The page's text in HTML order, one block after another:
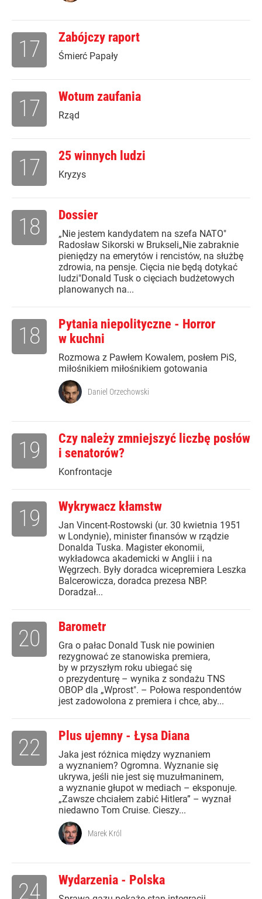
Zabójczy raport
Śmierć Papały
17
Wotum zaufania
Rząd
17
25 winnych ludzi
Kryzys
17
Dossier
„Nie jestem kandydatem na szefa NATO"
Radosław Sikorski w Brukseli„Nie zabraknie
pieniędzy na emerytów i rencistów, na służbę
zdrowia, na pensje. Cięcia nie będą dotykać
ludzi"Donald Tusk o cięciach budżetowych
planowanych na...
18
Pytania niepolityczne - Horror
w kuchni
Rozmowa z Pawłem Kowalem, posłem PiS,
miłośnikiem miłośnikiem gotowania
18
Daniel Orzechowski
Czy należy zmniejszyć liczbę posłów
i senatorów?
Konfrontacje
19
Wykrywacz kłamstw
Jan Vincent-Rostowski (ur. 30 kwietnia 1951
w Londynie), minister finansów w rządzie
Donalda Tuska. Magister ekonomii,
wykładowca akademicki w Anglii i na
Węgrzech. Były doradca wicepremiera Leszka
Balcerowicza, doradca prezesa NBP.
Doradzał...
19
Barometr
Gra o pałac Donald Tusk nie powinien
rezygnować ze stanowiska premiera,
by w przyszłym roku ubiegać się
o prezydenturę – wynika z sondażu TNS
OBOP dla „Wprost". – Połowa respondentów
jest zadowolona z premiera i chce, aby...
20
Plus ujemny - Łysa Diana
Jaka jest różnica między wyznaniem
a wyznaniem? Ogromna. Wyznanie się
ukrywa, jeśli nie jest się muzułmaninem,
a wyznanie głupot w mediach – eksponuje.
„Zawsze chciałem zabić Hitlera” – wyznał
niedawno Tom Cruise. Cieszy...
22
Marek Król
Wydarzenia - Polska
24